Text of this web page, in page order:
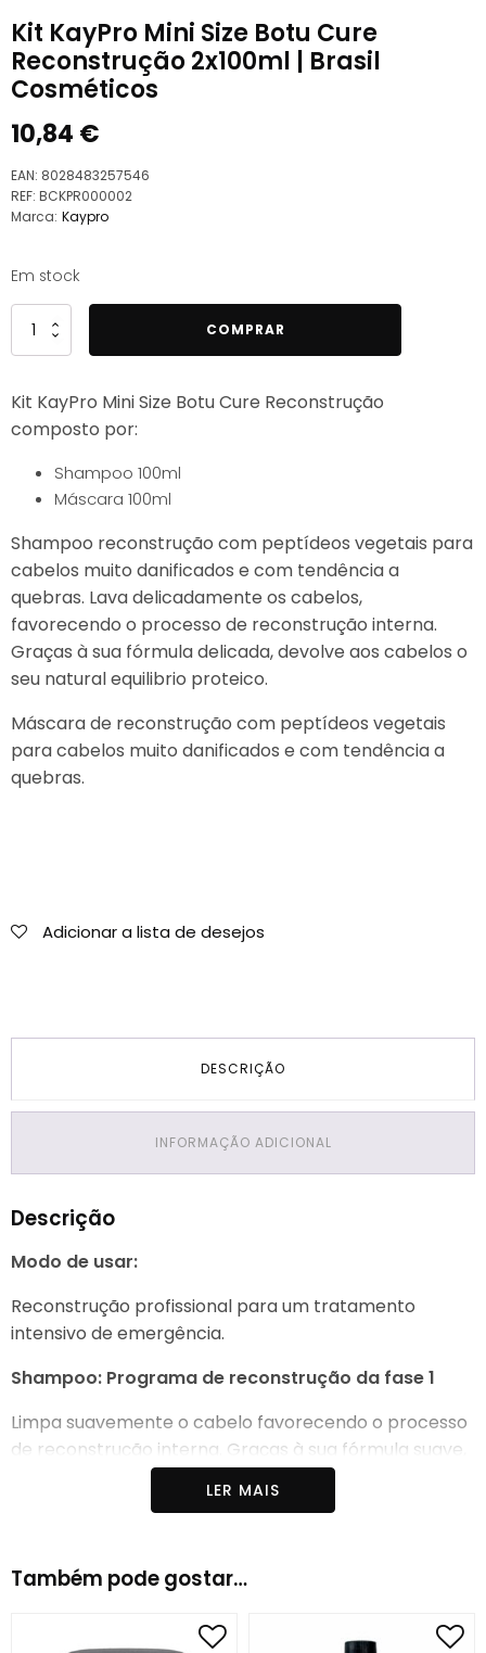
Kit KayPro Mini Size Botu Cure
Reconstrução 2x100ml | Brasil
Cosméticos
10,84 €
EAN: 8028483257546
REF: BCKPR000002
Marca: Kaypro
Em stock
Quantidade
de
KayPro
Mini
Botu
Cure
Reconstrução
2x100ml
Brasil
COMPRAR
Kit KayPro Mini Size Botu Cure Reconstrução
composto por:
Shampoo 100ml
Máscara 100ml
Shampoo reconstrução com peptídeos vegetais para
cabelos muito danificados e com tendência a
quebras. Lava delicadamente os cabelos,
favorecendo o processo de reconstrução interna.
Graças à sua fórmula delicada, devolve aos cabelos o
seu natural equilibrio proteico.
Máscara de reconstrução com peptídeos vegetais
para cabelos muito danificados e com tendência a
quebras.
Adicionar a lista de desejos
DESCRIÇÃO
INFORMAÇÃO ADICIONAL
Descrição
Modo de usar:
Reconstrução profissional para um tratamento
intensivo de emergência.
Shampoo: Programa de reconstrução da fase 1
Limpa suavemente o cabelo favorecendo o processo
de reconstrução interna. Graças à sua fórmula suave,
restaura o equilíbrio natural das proteínas do cabelo.
Mascara: Programa de reconstrução fase 3
A sua formulação rica, densa e cremosa sela as
escamas dos cabelos, facilitando o processo de
LER MAIS
Também pode gostar…